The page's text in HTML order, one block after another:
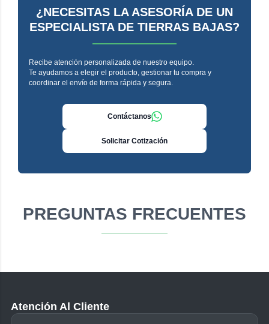
¿NECESITAS LA ASESORÍA DE UN
ESPECIALISTA DE TIERRAS BAJAS?
Recibe atención personalizada de nuestro equipo.
Te ayudamos a elegir el producto, gestionar tu compra y
coordinar el envío de forma rápida y segura.
Contáctanos
Solicitar Cotización
PREGUNTAS FRECUENTES
Atención Al Cliente